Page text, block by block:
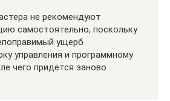
не рекомендуют
самостоятельно, поскольку
ущерб
управления и программному
чего придётся заново